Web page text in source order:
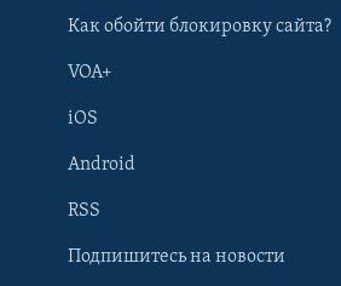
Learning English
Как обойти блокировку сайта?
VOA+
iOS
Android
RSS
Подпишитесь на новости